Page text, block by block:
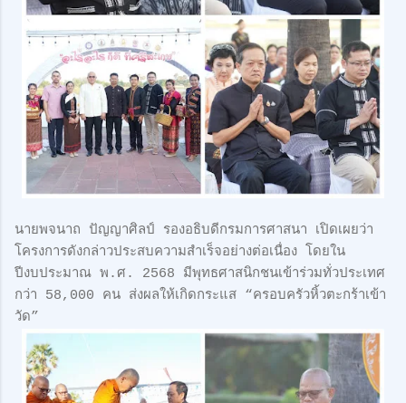
นายพจนาถ ปัญญาศิลป์ รองอธิบดีกรมการศาสนา เปิดเผยว่า
โครงการดังกล่าวประสบความสำเร็จอย่างต่อเนื่อง โดยใน
ปีงบประมาณ พ.ศ. 2568 มีพุทธศาสนิกชนเข้าร่วมทั่วประเทศ
กว่า 58,000 คน ส่งผลให้เกิดกระแส “ครอบครัวหิ้วตะกร้าเข้า
วัด”